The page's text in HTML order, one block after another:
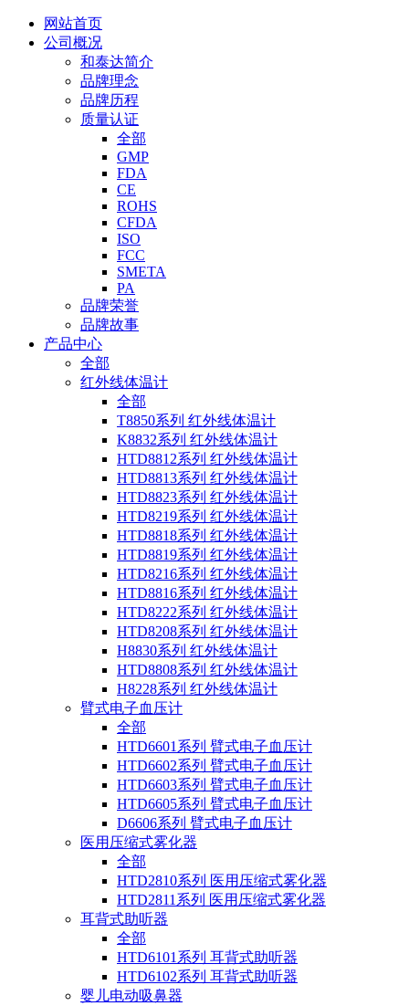
网站首页
公司概况
和泰达简介
品牌理念
品牌历程
质量认证
全部
GMP
FDA
CE
ROHS
CFDA
ISO
FCC
SMETA
PA
品牌荣誉
品牌故事
产品中心
全部
红外线体温计
全部
T8850系列 红外线体温计
K8832系列 红外线体温计
HTD8812系列 红外线体温计
HTD8813系列 红外线体温计
HTD8823系列 红外线体温计
HTD8219系列 红外线体温计
HTD8818系列 红外线体温计
HTD8819系列 红外线体温计
HTD8216系列 红外线体温计
HTD8816系列 红外线体温计
HTD8222系列 红外线体温计
HTD8208系列 红外线体温计
H8830系列 红外线体温计
HTD8808系列 红外线体温计
H8228系列 红外线体温计
臂式电子血压计
全部
HTD6601系列 臂式电子血压计
HTD6602系列 臂式电子血压计
HTD6603系列 臂式电子血压计
HTD6605系列 臂式电子血压计
D6606系列 臂式电子血压计
医用压缩式雾化器
全部
HTD2810系列 医用压缩式雾化器
HTD2811系列 医用压缩式雾化器
耳背式助听器
全部
HTD6101系列 耳背式助听器
HTD6102系列 耳背式助听器
婴儿电动吸鼻器